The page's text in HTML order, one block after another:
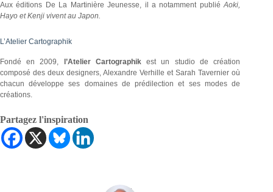
Aux éditions De La Martinière Jeunesse, il a notamment publiéAoki,
Hayo et Kenji vivent au Japon.
L’Atelier Cartographik
Fondé en 2009, l’Atelier Cartographikest un studio de création
composé des deux designers, Alexandre Verhille et Sarah Tavernier où
chacun développe ses domaines de prédilection et ses modes de
créations.
Partagez l'inspiration